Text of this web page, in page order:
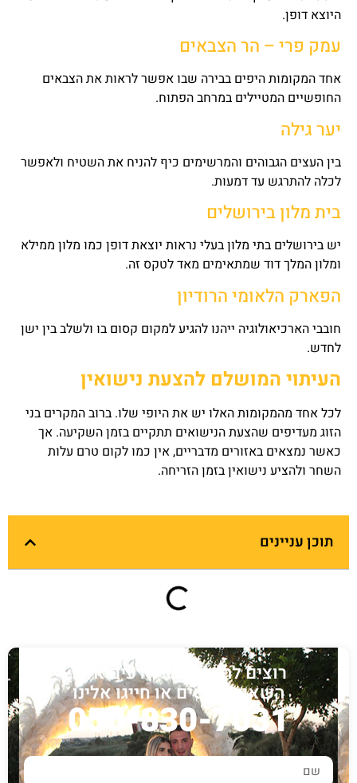
תוכן עניינים
רוצים להציע? לא יודעים איך?
השאירו פרטים או חייגו אלינו
050-830-7031
היוצא דופן.
עמק פרי – הר הצבאים
אחד המקומות היפים בבירה שבו אפשר לראות את הצבאים
החופשיים המטיילים במרחב הפתוח.
יער גילה
בין העצים הגבוהים והמרשימים כיף להניח את השטיח ולאפשר
לכלה להתרגש עד דמעות.
בית מלון בירושלים
יש בירושלים בתי מלון בעלי נראות יוצאת דופן כמו מלון ממילא
ומלון המלך דוד שמתאימים מאד לטקס זה.
הפארק הלאומי הרודיון
חובבי הארכיאולוגיה ייהנו להגיע למקום קסום בו ולשלב בין ישן
לחדש.
העיתוי המושלם להצעת נישואין
לכל אחד מהמקומות האלו יש את היופי שלו. ברוב המקרים בני
הזוג מעדיפים שהצעת הנישואים תתקיים בזמן השקיעה. אך
כאשר נמצאים באזורים מדבריים, אין כמו לקום טרם עלות
השחר ולהציע נישואין בזמן הזריחה.